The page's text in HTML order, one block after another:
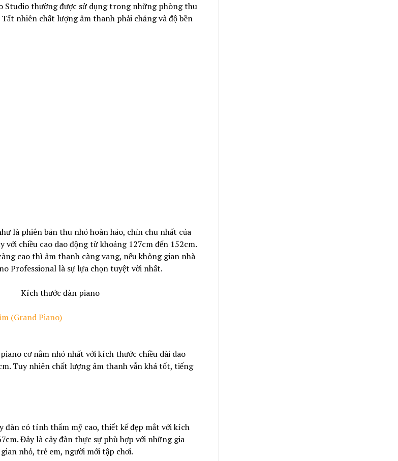
Studio thường được sử dụng trong những phòng thu
nhiên chất lượng âm thanh phải chăng và độ bền
là phiên bản thu nhỏ hoàn hảo, chỉn chu nhất của
với chiều cao dao động từ khoảng 127cm đến 152cm.
cao thì âm thanh càng vang, nếu không gian nhà
Professional là sự lựa chọn tuyệt vời nhất.
(Grand Piano)
cơ nằm nhỏ nhất với kích thước chiều dài dao
Tuy nhiên chất lượng âm thanh vẫn khá tốt, tiếng
đàn có tính thẩm mỹ cao, thiết kế đẹp mắt với kích
Đây là cây đàn thực sự phù hợp với những gia
nhỏ, trẻ em, người mới tập chơi.